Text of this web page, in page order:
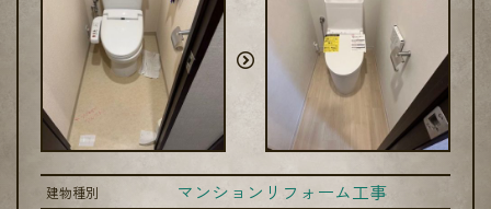
建物種別 マンションリフォーム工事